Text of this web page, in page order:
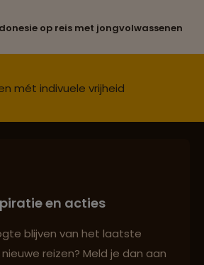
op reis met jongvolwassenen
voor mens, cultuur en milieu
mét indivuele vrijheid
deskundig reisadvies
en acties
blijven van het laatste
reizen? Meld je dan aan